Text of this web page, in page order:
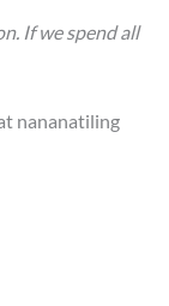
If we spend all
nananatiling